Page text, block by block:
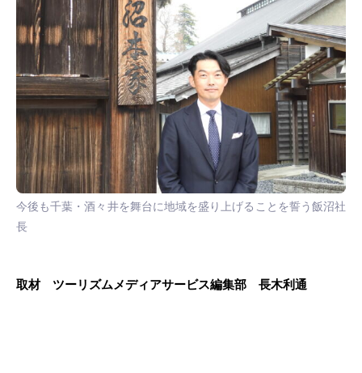
今後も千葉・酒々井を舞台に地域を盛り上げることを誓う飯沼社
長
取材 ツーリズムメディアサービス編集部 長木利通